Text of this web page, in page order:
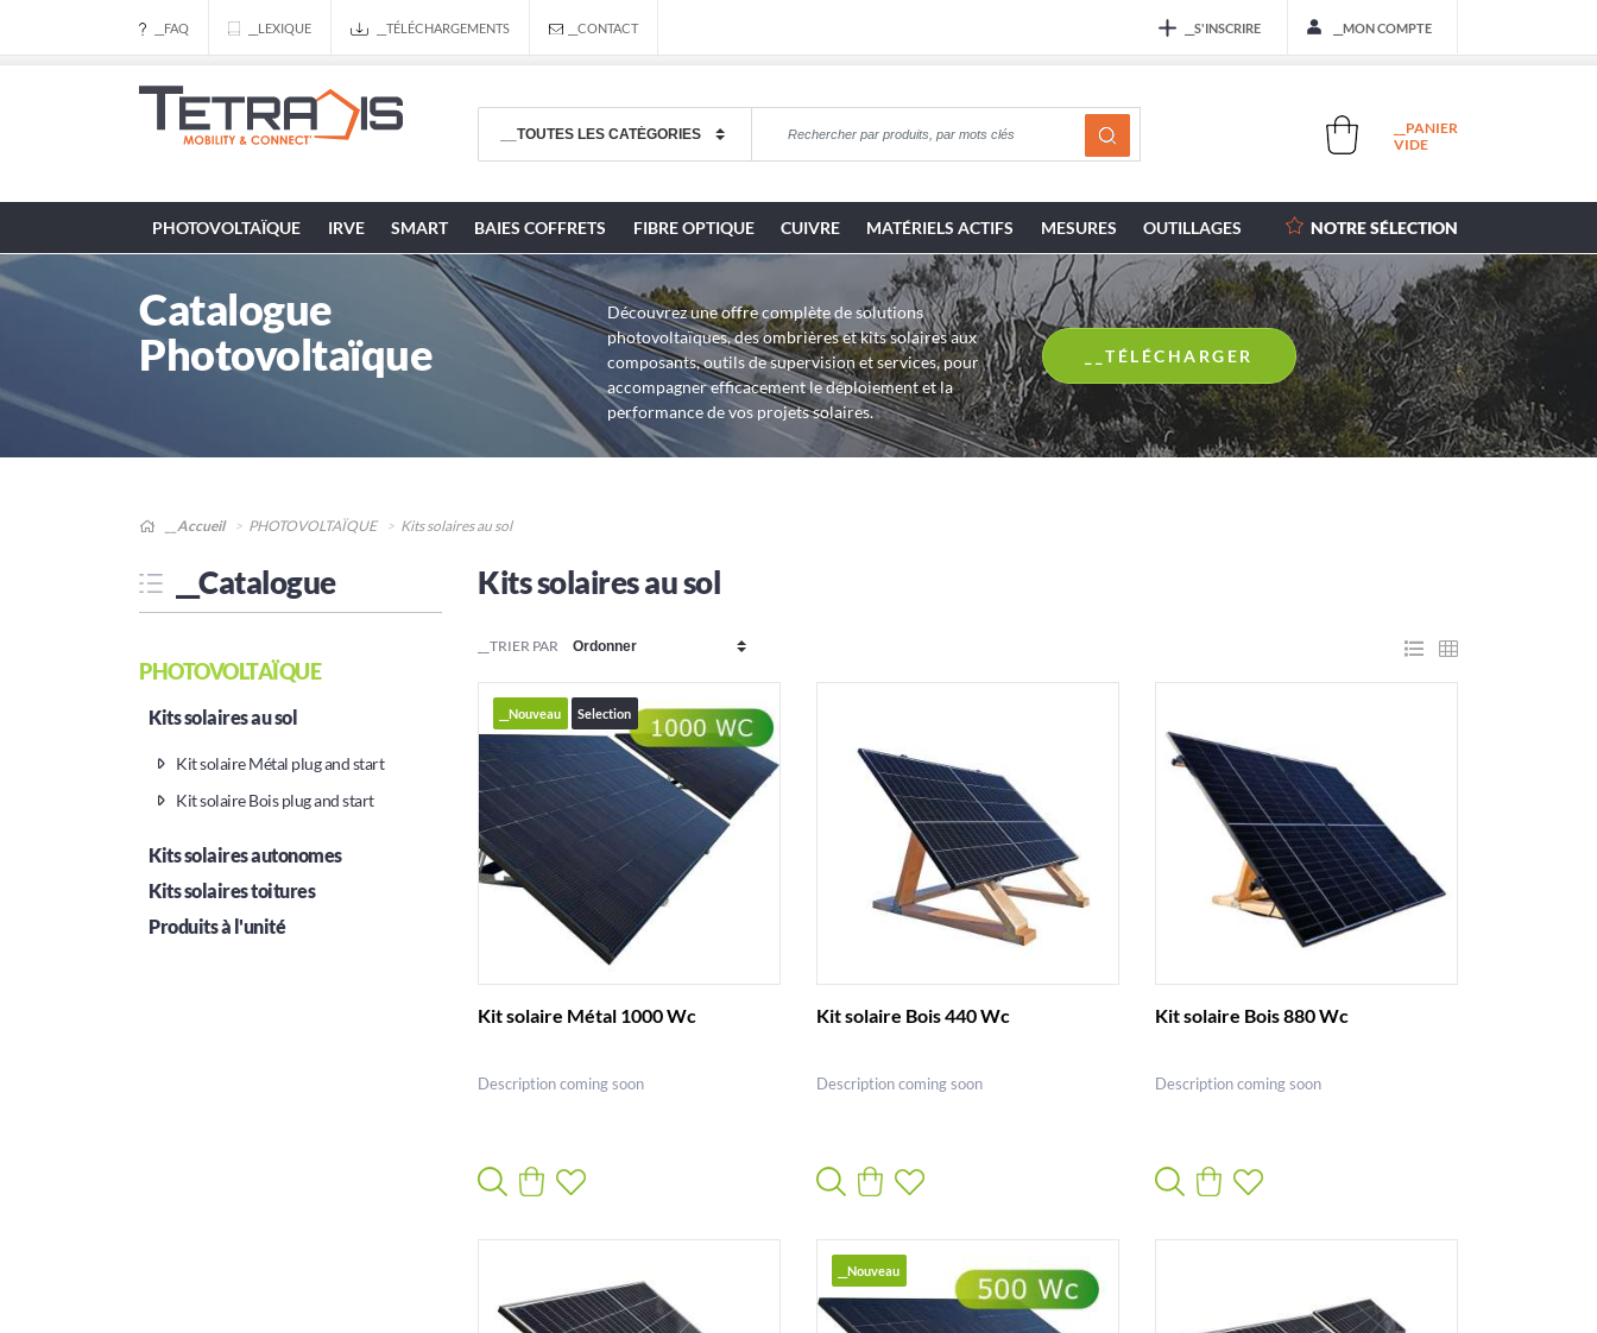
__FAQ __LEXIQUE __TÉLÉCHARGEMENTS __CONTACT __S'INSCRIRE __MON COMPTE
__PANIER
VIDE
PHOTOVOLTAÏQUE IRVE SMART BAIES COFFRETS FIBRE OPTIQUE CUIVRE MATÉRIELS ACTIFS MESURES OUTILLAGES NOTRE SÉLECTION
Catalogue
Photovoltaïque
Découvrez une offre complète de solutions
photovoltaïques, des ombrières et kits solaires aux
composants, outils de supervision et services, pour
accompagner efficacement le déploiement et la
performance de vos projets solaires.
__TÉLÉCHARGER
__Accueil PHOTOVOLTAÏQUE Kits solaires au sol
__Catalogue
PHOTOVOLTAÏQUE
Kits solaires au sol
Kit solaire Métal plug and start
Kit solaire Bois plug and start
Kits solaires autonomes
Kits solaires toitures
Produits à l'unité
Kits solaires au sol
__TRIER PAR
__Nouveau Selection
Kit solaire Métal 1000 Wc
Description coming soon
Kit solaire Bois 440 Wc
Description coming soon
Kit solaire Bois 880 Wc
Description coming soon
__Nouveau